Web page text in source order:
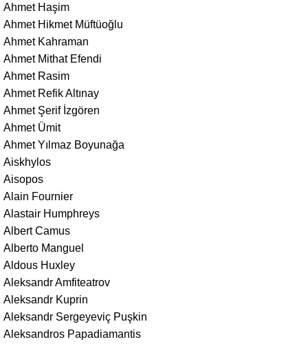
Ahmet Haşim
Ahmet Hikmet Müftüoğlu
Ahmet Kahraman
Ahmet Mithat Efendi
Ahmet Rasim
Ahmet Refik Altınay
Ahmet Şerif İzgören
Ahmet Ümit
Ahmet Yılmaz Boyunağa
Aiskhylos
Aisopos
Alain Fournier
Alastair Humphreys
Albert Camus
Alberto Manguel
Aldous Huxley
Aleksandr Amfiteatrov
Aleksandr Kuprin
Aleksandr Sergeyeviç Puşkin
Aleksandros Papadiamantis